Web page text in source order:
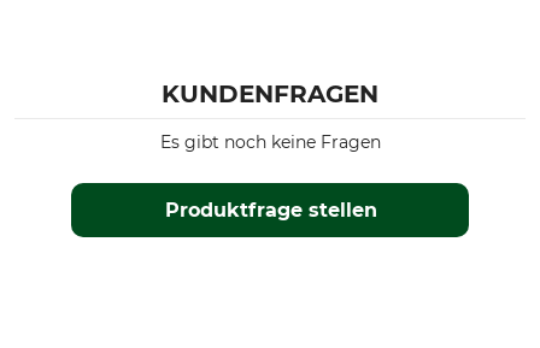
KUNDENFRAGEN
Produktfrage stellen
Es gibt noch keine Fragen